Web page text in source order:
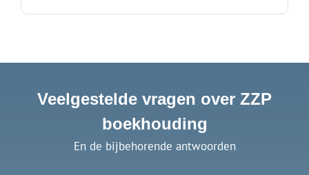
Veelgestelde vragen over ZZP
boekhouding
En de bijbehorende antwoorden